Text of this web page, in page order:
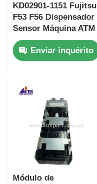
KD02901-1151 Fujitsu
F53 F56 Dispensador
Sensor Máquina ATM
Quiosque Reparação
de PeçasEnviar inquérito
Módulo de